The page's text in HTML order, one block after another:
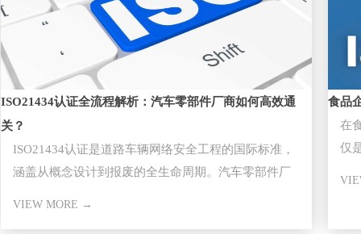
ISO21434认证全流程解析：汽车零部件厂商如何高效通
关？
ISO21434认证是道路车辆网络安全工程的国际标准，
涵盖从概念设计到报废的全生命周期。汽车零部件厂
VIEW MORE →
食品
在
仅